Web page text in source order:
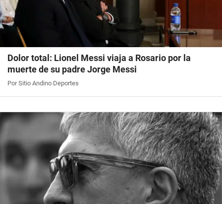
Dolor total: Lionel Messi viaja a Rosario por la
muerte de su padre Jorge Messi
Por Sitio Andino Deportes